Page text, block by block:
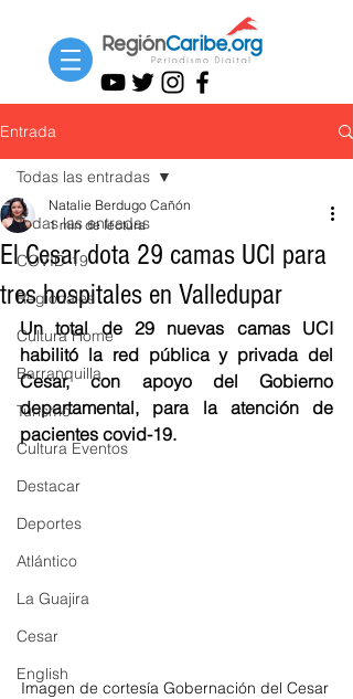
Entrada
Todas las entradas
COVID-19
Regionales
Cultura Home
Barranquilla
Turismo
Cultura Eventos
Destacar
Deportes
Atlántico
La Guajira
Cesar
English
Todas las entradas
El Cesar dota 29 camas UCI para
tres hospitales en Valledupar
Natalie Berdugo Cañón
1 min de lectura
Un total de 29 nuevas camas UCI
habilitó la red pública y privada del
Cesar, con apoyo del Gobierno
departamental, para la atención de
pacientes covid-19.
Imagen de cortesía Gobernación del Cesar